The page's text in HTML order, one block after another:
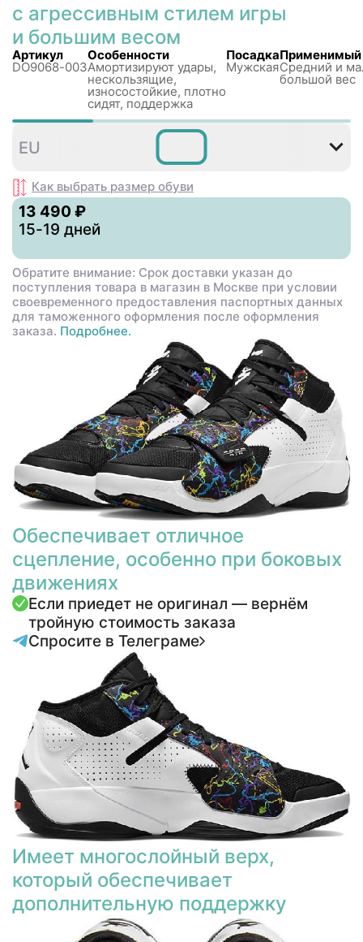
с агрессивным стилем игры
и большим весом
Артикул
DO9068-003
Особенности
Амортизируют удары,
нескользящиe,
износостойкие, плотно
сидят, поддержка
Посадка
Мужская
Применимый
Средний и
большой вес
43
EU
Как выбрать размер обуви
13 490 ₽
15-19 дней
Обратите внимание: Срок доставки указан до
поступления товара в магазин в Москве при условии
своевременного предоставления паспортных данных
для таможенного оформления после оформления
заказа. Подробнее.
Обеспечивает отличное
сцепление, особенно при боковых
движениях
Если приедет не оригинал — вернём
тройную стоимость заказа
Спросите в Телеграме
Имеет многослойный верх,
который обеспечивает
дополнительную поддержку